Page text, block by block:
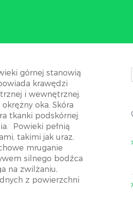
górnej stanowią
krawędzi
i wewnętrznej.
oka. Skóra
tkanki podskórnej.
Powieki pełnią
takimi jak uraz,
mruganie
silnego bodźca
na zwilżaniu,
z powierzchni